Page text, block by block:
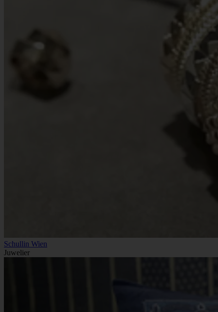
Schullin Wien
Juwelier